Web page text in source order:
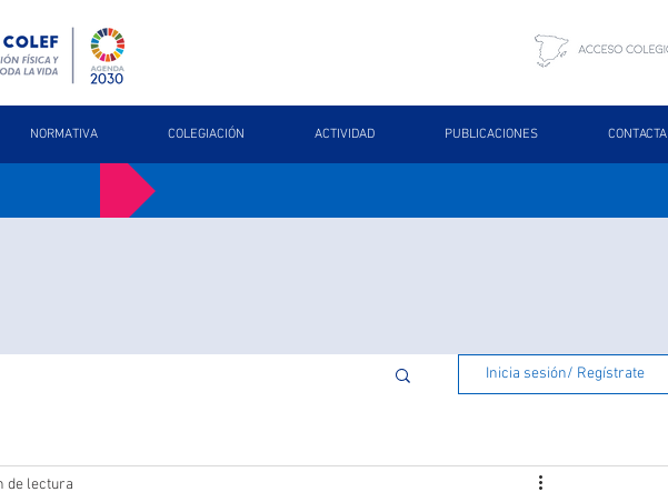
NORMATIVA COLEGIACIÓN ACTIVIDAD PUBLICACIONES CONTACTA
Inicia sesión/ Regístrate
de lectura